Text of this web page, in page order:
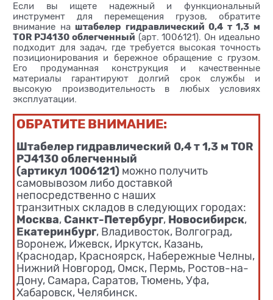
Если вы ищете надежный и функциональный
инструмент для перемещения грузов, обратите
внимание наштабелер гидравлический 0,4 т 1,3 м
TOR PJ4130 облегченный (арт. 1006121). Он идеально
подходит для задач, где требуется высокая точность
позиционирования и бережное обращение с грузом.
Его продуманная конструкция и качественные
материалы гарантируют долгий срок службы и
высокую производительность в любых условиях
эксплуатации.
ОБРАТИТЕ ВНИМАНИЕ:
Штабелер гидравлический 0,4 т 1,3 м TOR
PJ4130 облегченный
(артикул 1006121) можно получить
самовывозом либо доставкой
непосредственно с наших
транзитных складов в следующих городах:
Москва, Санкт-Петербург, Новосибирск,
Екатеринбург, Владивосток, Волгоград,
Воронеж, Ижевск, Иркутск, Казань,
Краснодар, Красноярск, Набережные Челны,
Нижний Новгород, Омск, Пермь, Ростов-на-
Дону, Самара, Саратов, Тюмень, Уфа,
Хабаровск, Челябинск.